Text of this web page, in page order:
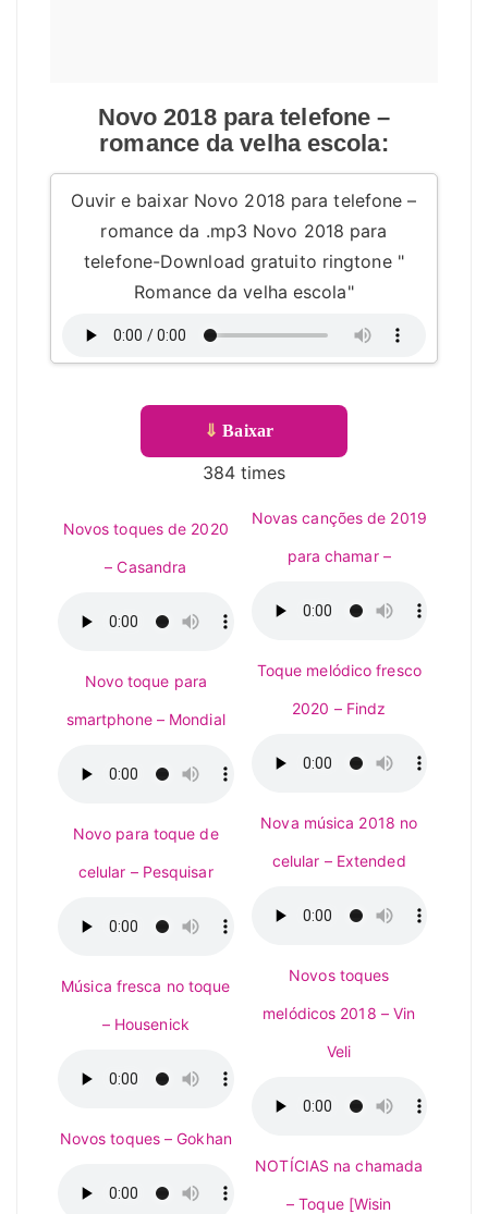
Novo 2018 para telefone –
romance da velha escola:
Ouvir e baixar Novo 2018 para telefone –
romance da .mp3 Novo 2018 para
telefone-Download gratuito ringtone "
Romance da velha escola"
⇓ Baixar
384 times
Novos toques de 2020
– Casandra
Novo toque para
smartphone – Mondial
Novo para toque de
celular – Pesquisar
Música fresca no toque
– Housenick
Novos toques – Gokhan
Novas canções de 2019
para chamar –
Toque melódico fresco
2020 – Findz
Nova música 2018 no
celular – Extended
Novos toques
melódicos 2018 – Vin
Veli
NOTÍCIAS na chamada
– Toque [Wisin